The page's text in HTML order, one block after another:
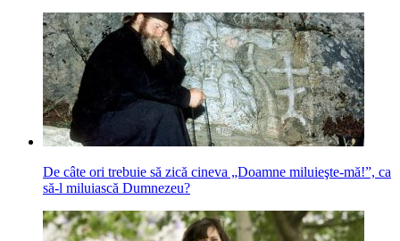
De câte ori trebuie să zică cineva „Doamne miluieşte-mă!”, ca
să-l miluiască Dumnezeu?